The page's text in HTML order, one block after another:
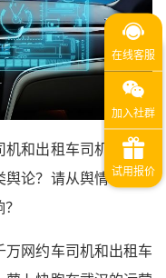
和出租车司机失业被
舆论？请从舆情专家的
网约车司机和出租车